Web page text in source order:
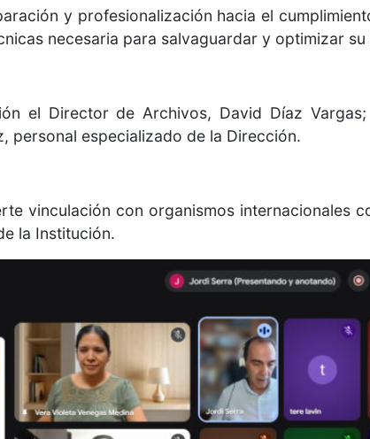
y profesionalización hacia el
necesaria para salvaguardar y optimizar
el Director de Archivos, David Díaz
personal especializado de la Dirección.
vinculación con organismos internacionales
la Institución.